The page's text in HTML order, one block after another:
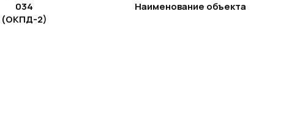
034
(ОКПД-2)
Наименование объекта